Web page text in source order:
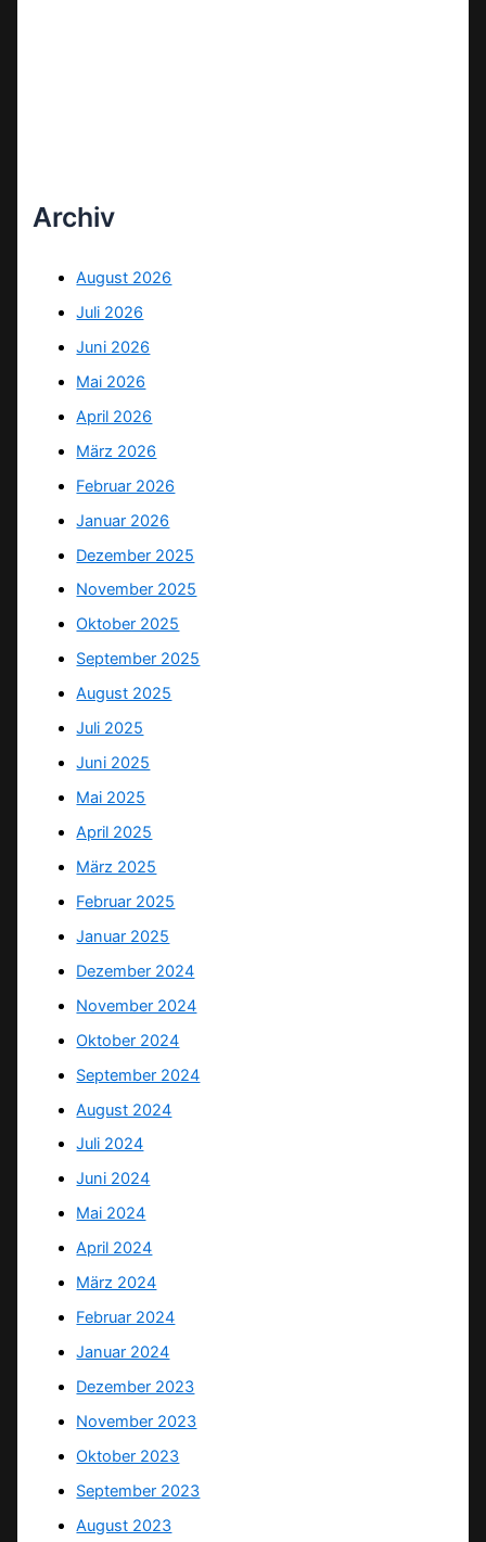
Archiv
August 2026
Juli 2026
Juni 2026
Mai 2026
April 2026
März 2026
Februar 2026
Januar 2026
Dezember 2025
November 2025
Oktober 2025
September 2025
August 2025
Juli 2025
Juni 2025
Mai 2025
April 2025
März 2025
Februar 2025
Januar 2025
Dezember 2024
November 2024
Oktober 2024
September 2024
August 2024
Juli 2024
Juni 2024
Mai 2024
April 2024
März 2024
Februar 2024
Januar 2024
Dezember 2023
November 2023
Oktober 2023
September 2023
August 2023